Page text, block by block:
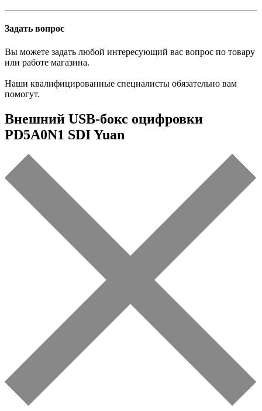
Задать вопрос
Вы можете задать любой интересующий вас вопрос по товару
или работе магазина.
Наши квалифицированные специалисты обязательно вам
помогут.
Внешний USB-бокс оцифровки
PD5A0N1 SDI Yuan